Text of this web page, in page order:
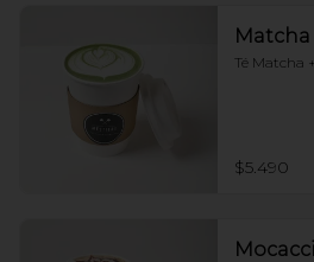
Té Matcha
$5.490